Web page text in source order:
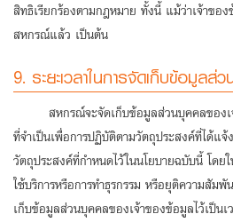
สิทธิเรียกร้องตามกฎหมาย ทั้งนี้ แม้ว่าเจ้าขอ
สหกรณ์แล้ว เป็นต้น
9. ระยะเวลาในการจัดเก็บข้อมูลส่
สหกรณ์จะจัดเก็บข้อมูลส่วนบุคคลของเ
ที่จำเป็นเพื่อการปฏิบัติตามวัตถุประสงค์ที่ได้แ
วัตถุประสงค์ที่กำหนดไว้ในนโยบายฉบับนี้ โดย
ใช้บริการหรือการทำธุรกรรม หรือยุติความสั
เก็บข้อมูลส่วนบุคคลของเจ้าของข้อมูลไว้เป็น